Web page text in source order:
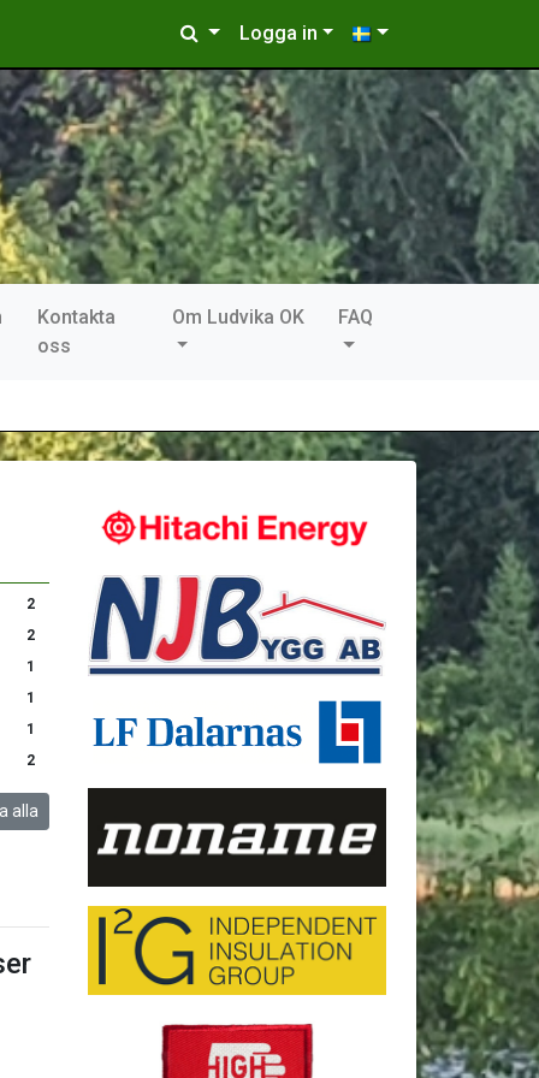
Logga in
Kontakta
oss
Om Ludvika OK FAQ
2
2
1
1
1
2
alla